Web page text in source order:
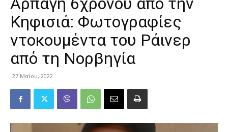
Κηφισιά: Φωτογραφίες
ντοκουμέντα του Ράινερ
από τη Νορβηγία
27 Μαΐου, 2022